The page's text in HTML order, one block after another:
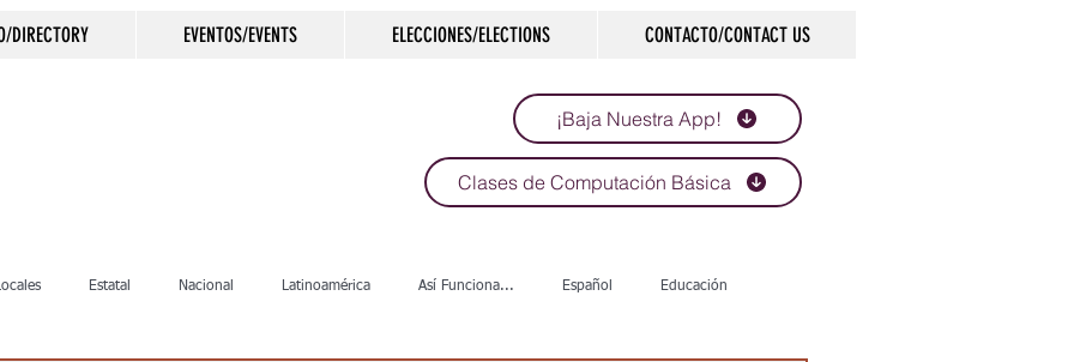
DIRECTORY EVENTOS/EVENTS ELECCIONES/ELECTIONS CONTACTO/CONTACT US
¡Baja Nuestra App!
Clases de Computación Básica
Estatal Nacional Latinoamérica Así Funciona... Español Educación